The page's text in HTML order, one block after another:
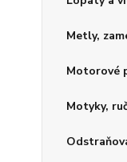
Metly,
Motorové
Motyky,